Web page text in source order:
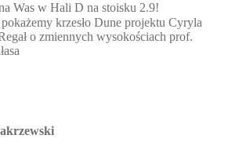
Was w Hali D na stoisku 2.9!
pokażemy krzesło Dune projektu Cyryla
o zmiennych wysokościach prof.